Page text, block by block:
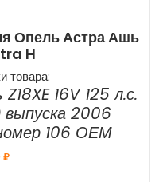
Опель Астра Ашь
H
товара:
16V 125 л.с.
2006
106 ОЕМ
₽